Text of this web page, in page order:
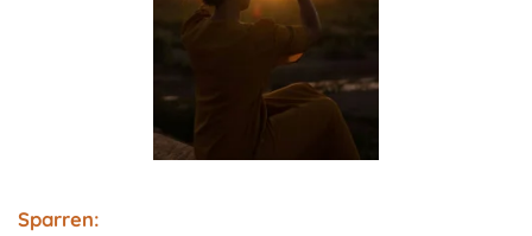
Sparren: